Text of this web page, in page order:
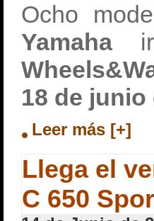
Ocho
Yamaha
18 de junio
Leer más [+]
Llega el
C 650